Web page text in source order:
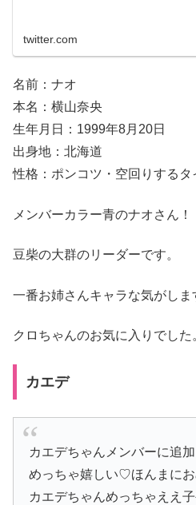
twitter.com
名前：ナオ
本名：横山奈央
生年月日：1999年8月20日
出身地：北海道
性格：ポンコツ・空回りするタ
メンバーカラー青のナオさん！
豆柴の大群のリーダーです。
一番お姉さんキャラな気がしま
クロちゃんのお気に入りでした
カエデ
カエデちゃんメンバーに追加
めっちゃ嬉しい♡ほんまに
カエデちゃんめっちゃええ